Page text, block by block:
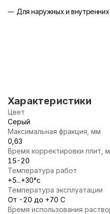
Для наружных и
Характеристики
Цвет
Серый
Максимальная фракция, мм
0,63
Время корректировки плит,
15-20
Температура работ
+5...+30°с
Температура эксплуатации
От -20 до +70 С
Время использования